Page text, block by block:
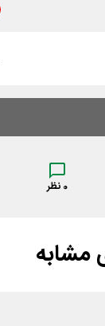
0 نظر
مشابه